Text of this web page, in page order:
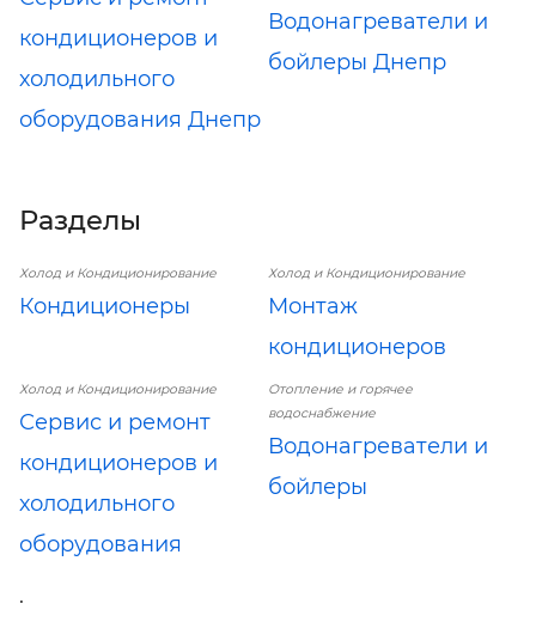
кондиционеров и
холодильного
оборудования Днепр
Водонагреватели и
бойлеры Днепр
Разделы
Холод и Кондиционирование
Кондиционеры
Холод и Кондиционирование
Монтаж
кондиционеров
Холод и Кондиционирование
Сервис и ремонт
кондиционеров и
холодильного
оборудования
Отопление и горячее
водоснабжение
Водонагреватели и
бойлеры
.